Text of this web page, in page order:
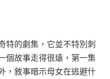
特的劇集，它並不特別刺
個故事走得很遠，第一集
，敘事暗示母女在逃避什